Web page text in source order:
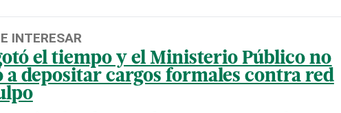
INTERESAR
el tiempo y el Ministerio Público no
a depositar cargos formales contra red